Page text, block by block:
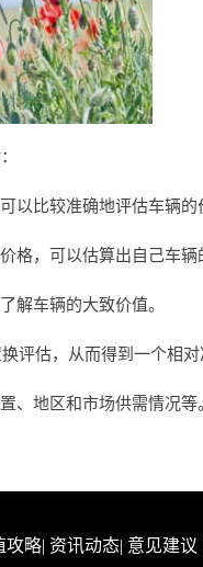
以比较准确地评估车辆的
格，可以估算出自己车辆
解车辆的大致价值。
评估，从而得到一个相对
、地区和市场供需情况
攻略| 资讯动态| 意见建议